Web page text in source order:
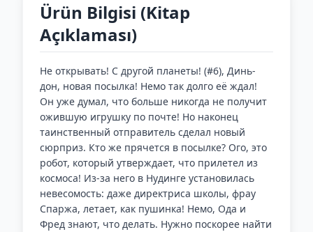
Ürün Bilgisi (Kitap
Açıklaması)
Не открывать! С другой планеты! (#6), Динь-
дон, новая посылка! Немо так долго её ждал!
Он уже думал, что больше никогда не получит
ожившую игрушку по почте! Но наконец
таинственный отправитель сделал новый
сюрприз. Кто же прячется в посылке? Ого, это
робот, который утверждает, что прилетел из
космоса! Из-за него в Нудинге установилась
невесомость: даже директриса школы, фрау
Спаржа, летает, как пушинка! Немо, Ода и
Фред знают, что делать. Нужно поскорее найти